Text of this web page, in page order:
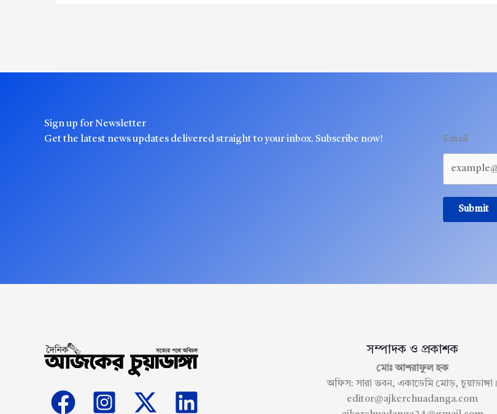
Sign up for Newsletter
Get the latest news updates delivered straight to your inbox. Subscribe now!
Email
Submit
সম্পাদক ও প্রকাশক
মোঃ আশরাফুল হক
অফিস: সারা ভবন, একাডেমি মোড়, চুয়াডাঙ্গা।
editor@ajkerchuadanga.com